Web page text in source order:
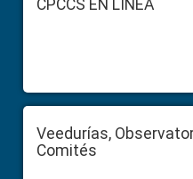
CPCCS EN LÍNEA
Veedurías,
Comités